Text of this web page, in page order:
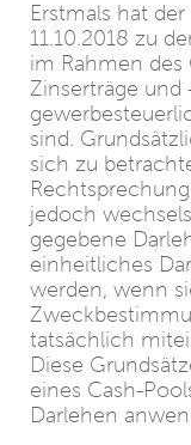
Erstmals hat
11.10.2018 zu
im Rahmen des
Zinserträge und
sind.
sich zu
jedoch
gegebene
einheitliches
werden, wenn
tatsächlich
Diese
eines Cash-
Darlehen